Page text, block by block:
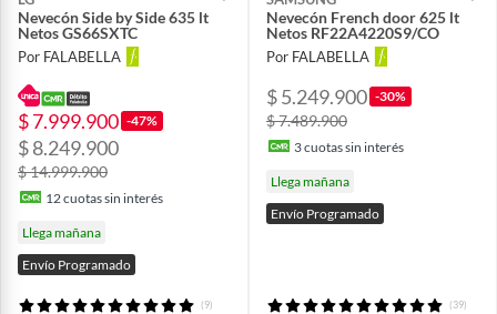
Nevecón Side by Side 635 lt
Netos GS66SXTC
Por FALABELLA
$ 7.999.900 -47%
$ 8.249.900
$ 14.999.900
12cuotas sin interés
Llega mañana
Envío Programado
(9)
Nevecón French door 625 lt
Netos RF22A4220S9/CO
Por FALABELLA
$ 5.249.900 -30%
$ 7.489.900
3cuotas sin interés
Llega mañana
Envío Programado
(39)